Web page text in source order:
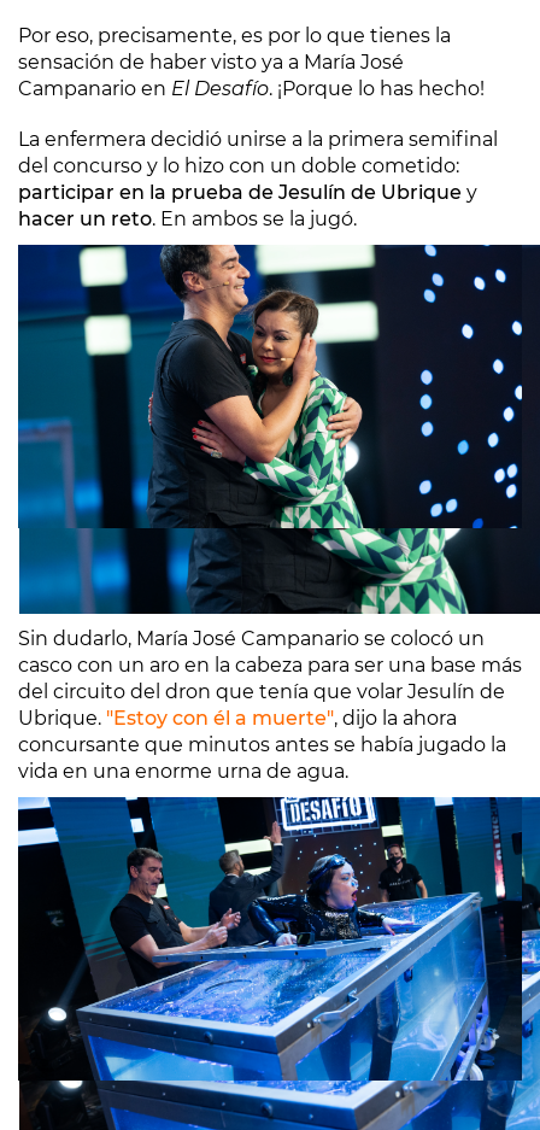
Por eso, precisamente, es por lo que tienes la
sensación de haber visto ya a María José
Campanario en El Desafío. ¡Porque lo has hecho!
La enfermera decidió unirse a la primera semifinal
del concurso y lo hizo con un doble cometido:
participar en la prueba de Jesulín de Ubrique y
hacer un reto. En ambos se la jugó.
Sin dudarlo, María José Campanario se colocó un
casco con un aro en la cabeza para ser una base más
del circuito del dron que tenía que volar Jesulín de
Ubrique. "Estoy con él a muerte", dijo la ahora
concursante que minutos antes se había jugado la
vida en una enorme urna de agua.